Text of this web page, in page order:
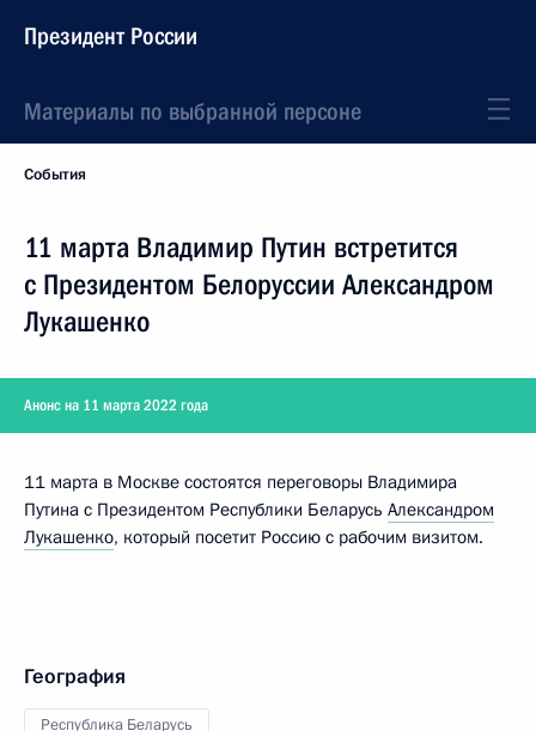
Президент России
Материалы по выбранной персоне
События
11 марта Владимир Путин встретится
с Президентом Белоруссии Александром
Лукашенко
Анонс на 11 марта 2022 года
11 марта в Москве состоятся переговоры Владимира
Путина с Президентом Республики Беларусь Александром
Лукашенко, который посетит Россию с рабочим визитом.
География
Республика Беларусь